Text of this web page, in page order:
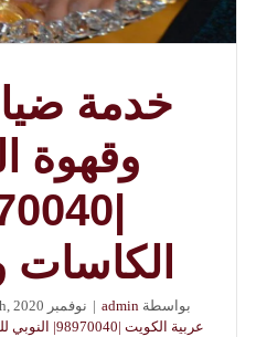
خدمة
وقهوة
الكاسات
بواسطة admin
| نوفمبر 20th, 2020
عربية الكويت |98970040| النوبي للضيافة